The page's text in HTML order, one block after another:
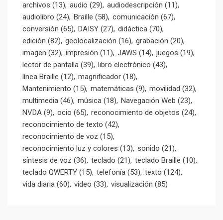
archivos (13) audio (29) audiodescripción (11)
audiolibro (24) Braille (58) comunicación (67)
conversión (65) DAISY (27) didáctica (70)
edición (82) geolocalización (16) grabación (20)
imagen (32) impresión (11) JAWS (14) juegos (19)
lector de pantalla (39) libro electrónico (43)
línea Braille (12) magnificador (18)
Mantenimiento (15) matemáticas (9) movilidad (32)
multimedia (46) música (18) Navegación Web (23)
NVDA (9) ocio (65) reconocimiento de objetos (24)
reconocimiento de texto (42)
reconocimiento de voz (15)
reconocimiento luz y colores (13) sonido (21)
síntesis de voz (36) teclado (21) teclado Braille (10)
teclado QWERTY (15) telefonía (53) texto (124)
vida diaria (60) video (33) visualización (85)